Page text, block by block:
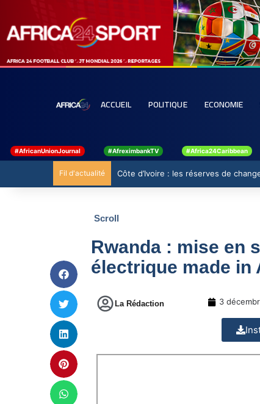
ACCUEIL POLITIQUE ECONOMIE
#AfricanUnionJournal #AfreximbankTV #Africa24Caribbean
Fil d'actualité Côte d’Ivoire : les réserves de
Scroll
Rwanda : mise en
électrique made in
La Rédaction 3